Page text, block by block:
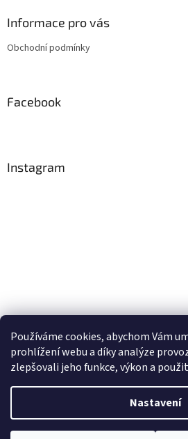
Používáme cookies, abychom Vám
prohlížení webu a díky analýze
zlepšovali jeho funkce, výkon a
Nastavení
Informace pro vás
Obchodní podmínky
Facebook
Instagram
Sledovat na Instagramu
Copyright 2026Obchůdek Eninka -